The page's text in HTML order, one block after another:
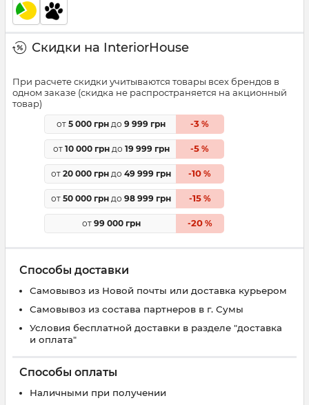
Скидки на InteriorHouse
При расчете скидки учитываются товары всех брендов в
одном заказе (скидка не распространяется на акционный
товар)
от 5 000 грн до 9 999 грн -3 %
от 10 000 грндо 19 999 грн -5 %
от 20 000 грн до 49 999 грн -10 %
от 50 000 грн до 98 999 грн -15%
от 99 000 грн -20%
Способы доставки
Самовывоз из Новой почты или доставка курьером
Самовывоз из состава партнеров в г. Сумы
Условия бесплатной доставки в разделе "доставка
и оплата"
Способы оплаты
Наличными при получении